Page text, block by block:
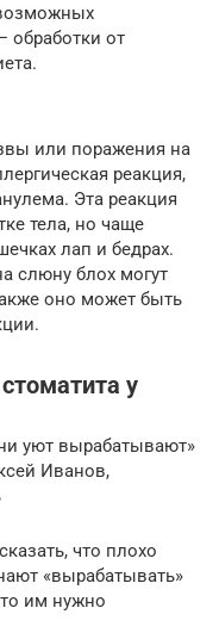
обработки от
или поражения на
реакция,
Эта реакция
тела, но чаще
лап и бедрах.
слюну блох могут
оно может быть
у
уют вырабатывают»
Иванов,
что плохо
«вырабатывать»
им нужно